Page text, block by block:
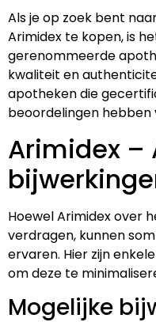
Als je op zoek bent
Arimidex te kopen, is
gerenommeerde
kwaliteit en
apotheken die
beoordelingen hebben
Arimidex –
Hoewel Arimidex over
verdragen, kunnen
ervaren. Hier zijn
om deze te
Mogelijke